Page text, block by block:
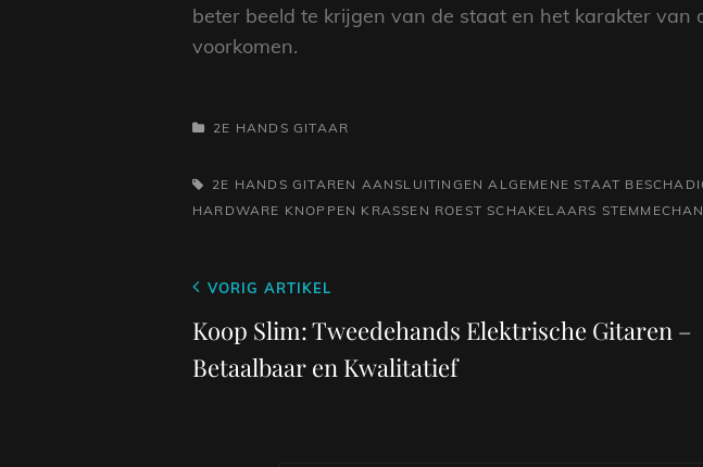
beter beeld te krijgen van de staat en het karakter
voorkomen.
CATEGORIEËN
2E HANDS GITAAR
TAGS,2E HANDS GITAREN AANSLUITINGEN ALGEMENE STAAT
HARDWARE KNOPPEN KRASSEN ROEST SCHAKELAARS
Berichtnavigatie
Vorig
bericht
VORIG ARTIKEL
Koop Slim: Tweedehands Elektrische Gitaren –
Betaalbaar en Kwalitatief